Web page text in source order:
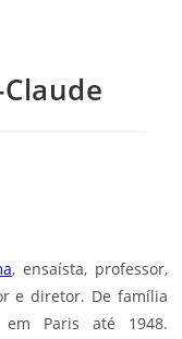
, ensaísta, professor,
e diretor. De família
em Paris até 1948.